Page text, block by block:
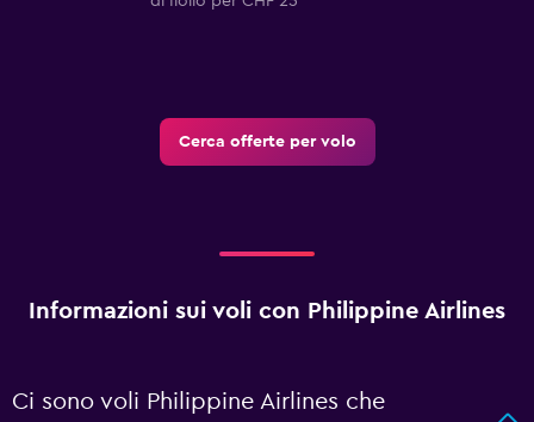
Cerca offerte per volo
Informazioni sui voli con Philippine Airlines
Ci sono voli Philippine Airlines che